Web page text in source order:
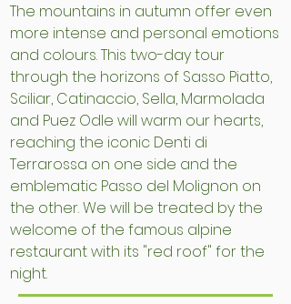
The mountains in autumn offer even
more intense and personal emotions
and colours. This two-day tour
through the horizons of Sasso Piatto,
Sciliar, Catinaccio, Sella, Marmolada
and Puez Odle will warm our hearts,
reaching the iconic Denti di
Terrarossa on one side and the
emblematic Passo del Molignon on
the other. We will be treated by the
welcome of the famous alpine
restaurant with its "red roof" for the
night.